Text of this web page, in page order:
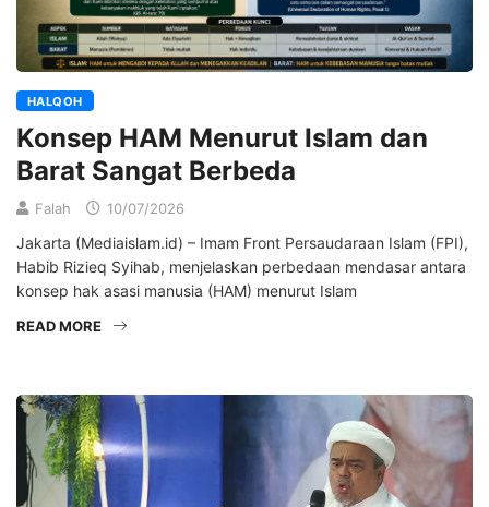
HALQOH
Konsep HAM Menurut Islam dan
Barat Sangat Berbeda
Falah 10/07/2026
Jakarta (Mediaislam.id) – Imam Front Persaudaraan Islam (FPI),
Habib Rizieq Syihab, menjelaskan perbedaan mendasar antara
konsep hak asasi manusia (HAM) menurut Islam
READ MORE